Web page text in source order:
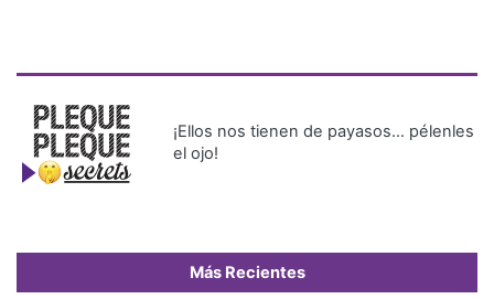
¡Ellos nos tienen de payasos… pélenles
el ojo!
Más Recientes